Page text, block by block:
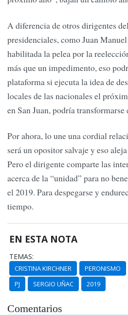
A diferencia de otros dirigentes
presidenciales, como Juan
habilitada la pelea por la
más que un impedimento, eso
plataforma si ejecuta la idea de
locales de las nacionales el
en San Juan, podría
Por ahora, lo une una cordial
será un opositor salvaje y eso
Pero el dirigente comparte las
acerca de la “unidad” para no
el 2019. Para despegarse y
tiempo.
EN ESTA NOTA
TEMAS:
CRISTINA KIRCHNER PERONISMO
PJ
SERGIO UÑAC 2019
Comentarios